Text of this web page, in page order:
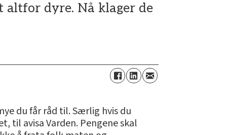
altfor dyre. Nå klager de
du får råd til. Særlig hvis du
til avisa Varden. Pengene skal